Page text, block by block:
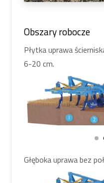
Obszary robocze
Płytka uprawa
6-20 cm.
Głęboka uprawa bez